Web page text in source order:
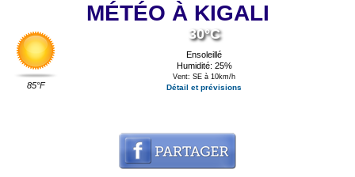
MÉTÉO À KIGALI
85°F
30°C
Ensoleillé
Humidité: 25%
Vent: SE à 10km/h
Détail et prévisions